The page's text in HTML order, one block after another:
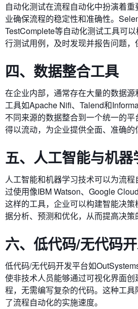
自动化测试在流程自动化中扮演着
业确保流程的稳定性和准确性。
TestComplete等自动化测试工具可
行测试用例，及时发现并报告问题，
四、数据整合工具
在企业内部，通常存在大量的数据
工具如Apache Nifi、Talend和
不同来源的数据整合到一个统一的
得以流动，为企业提供全面、准确的
五、人工智能与机
人工智能和机器学习技术可以为流
过使用像IBM Watson、Google
这样的工具，企业可以构建智能决
据分析、预测和优化，从而提高决策
六、低代码/无代码
低代码/无代码开发平台如
使非技术人员能够通过可视化界面
程，无需编写复杂的代码。这种工
了流程自动化的实施速度。